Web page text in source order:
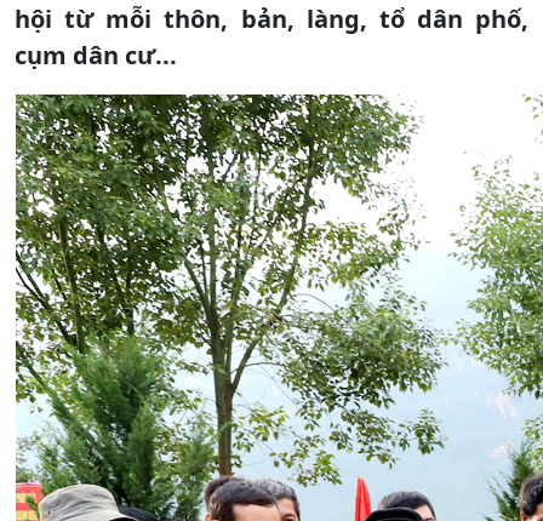
hội từ mỗi thôn, bản, làng, tổ dân phố,
cụm dân cư...